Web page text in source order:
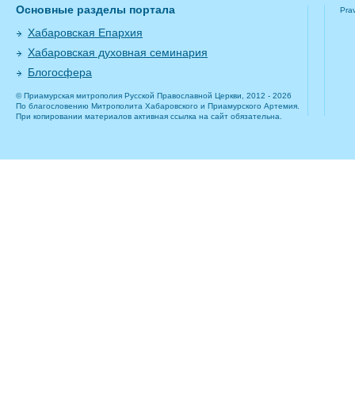
Основные разделы портала
Хабаровская Епархия
Хабаровская духовная семинария
Блогосфера
© Приамурская митрополия Русской Православной Церкви, 2012 - 2026
По благословению Митрополита Хабаровского и Приамурского Артемия.
При копировании материалов активная ссылка на сайт обязательна.